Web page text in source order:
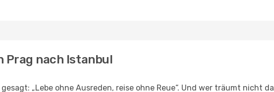
Prag nach Istanbul
„Lebe ohne Ausreden, reise ohne Reue“. Und wer träumt nicht